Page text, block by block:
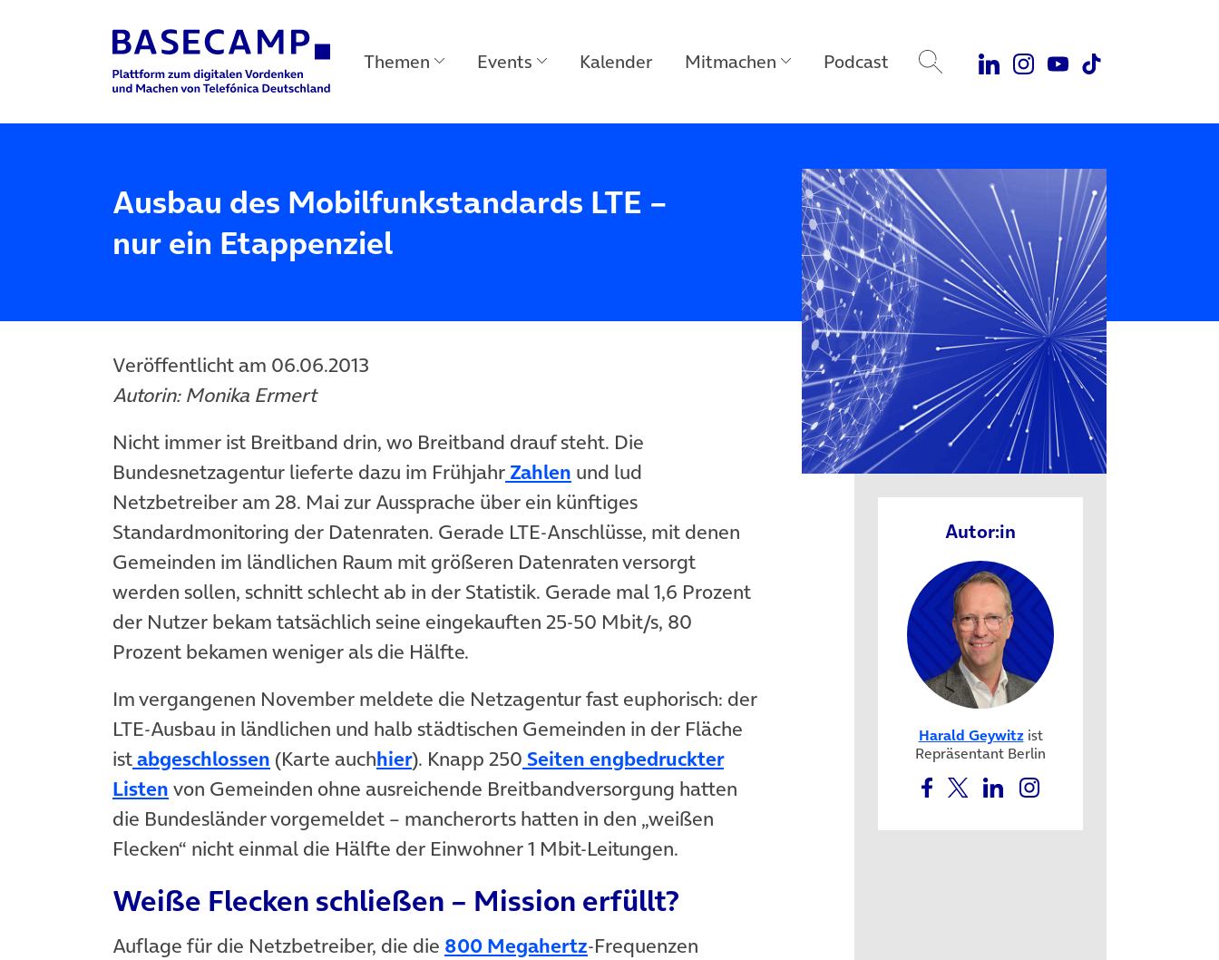
Main Navigation Themen Events Kalender Mitmachen Podcast
Ausbau des Mobilfunkstandards LTE –
nur ein Etappenziel
Veröffentlicht am 06.06.2013
Autorin: Monika Ermert
Nicht immer ist Breitband drin, wo Breitband drauf steht. Die
Bundesnetzagentur lieferte dazu im Frühjahr Zahlen (öffnet in neuem Tab)
und lud
Netzbetreiber am 28. Mai zur Aussprache über ein künftiges
Standardmonitoring der Datenraten. Gerade LTE-Anschlüsse, mit denen
Gemeinden im ländlichen Raum mit größeren Datenraten versorgt
werden sollen, schnitt schlecht ab in der Statistik. Gerade mal 1,6 Prozent
der Nutzer bekam tatsächlich seine eingekauften 25-50 Mbit/s, 80
Prozent bekamen weniger als die Hälfte.
Im vergangenen November meldete die Netzagentur fast euphorisch: der
LTE-Ausbau in ländlichen und halb städtischen Gemeinden in der Fläche
istabgeschlossen (öffnet in neuem Tab)
(Karte auchhier(öffnet in neuem Tab)
). Knapp 250 Seiten engbedruckter
Listen (öffnet in neuem Tab)
von Gemeinden ohne ausreichende Breitbandversorgung hatten
die Bundesländer vorgemeldet – mancherorts hatten in den „weißen
Flecken“ nicht einmal die Hälfte der Einwohner 1 Mbit-Leitungen.
Weiße Flecken schließen – Mission erfüllt?
Auflage für die Netzbetreiber, die die 800 Megahertz-Frequenzen
Autor:in
Harald Geywitzist
Repräsentant Berlin